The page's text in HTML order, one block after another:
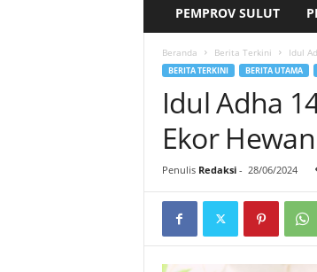
PEMPROV SULUT
Beranda Berita Terkini Idul
BERITA TERKINI BERITA UTAMA
Idul Adha
Ekor
Penulis Redaksi- 28/06/2024